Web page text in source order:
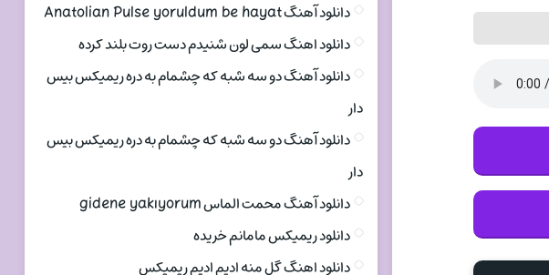
دانلود آهنگ Anatolian Pulse yoruldum be hayat
دانلود اهنگ سمی لون شنیدم دست روت بلند کرده
دانلود آهنگ دو سه شبه که چشمام به دره ریمیکس بیس
دار
دانلود آهنگ دو سه شبه که چشمام به دره ریمیکس بیس
دار
دانلود آهنگ محمت الماس gidene yakıyorum
دانلود ریمیکس مامانم خریده
دانلود اهنگ گل منه ادیم ادیم ریمیکس